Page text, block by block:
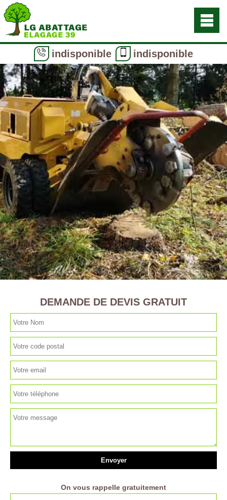
indisponible indisponible
DEMANDE DE DEVIS GRATUIT
On vous rappelle gratuitement